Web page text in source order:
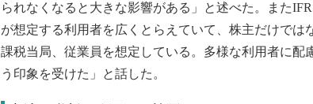
られなくなると大きな影響がある」と述べた。また
が想定する利用者を広くとらえていて、株主だけでは
課税当局、従業員を想定している。多様な利用者に配
う印象を受けた」と話した。